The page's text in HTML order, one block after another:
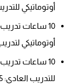
أوتوماتيكي للتدريب
10 ساعات
أوتوماتيكي لتدريب
10 ساعات
للتدريب العادي: 3685 درهم.